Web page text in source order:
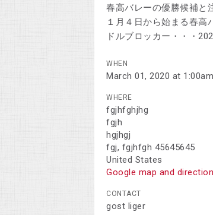
春高バレーの優勝候補と
１月４日から始まる春高
ドルブロッカー・・・
WHEN
March 01, 2020 at
WHERE
fgjhfghjhg
fgjh
hgjhgj
fgj, fgjhfgh 45645645
United States
Google map and
CONTACT
gost liger